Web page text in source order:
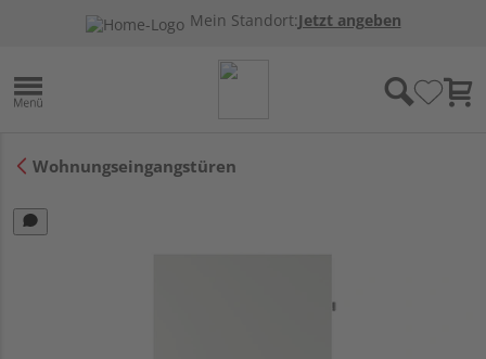
Mein Standort:Jetzt angeben
Wohnungseingangstüren